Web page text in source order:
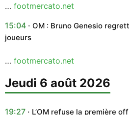
… footmercato.net
15:04
OM : Bruno Genesio
joueurs
… footmercato.net
jeudi 6 août 2026
19:27
L’OM refuse la première